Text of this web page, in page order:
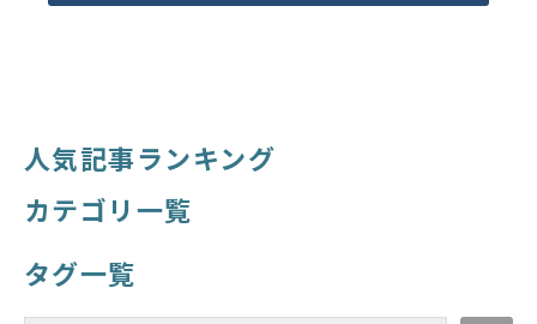
人気記事ランキング
カテゴリ一覧
タグ一覧